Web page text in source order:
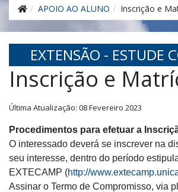
APOIO AO ALUNO Inscrição e
EXTENSÃO - ESTUDE
Inscrição e
Última Atualização: 08 Fevereiro 2023
Procedimentos para efetuar a
O interessado deverá se inscrever na
seu interesse, dentro do período
EXTECAMP (http://
Assinar o Termo de Compromisso, via